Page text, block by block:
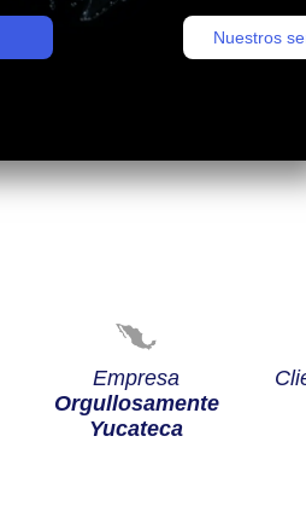
Nuestros
Empresa
Orgullosamente
Yucateca